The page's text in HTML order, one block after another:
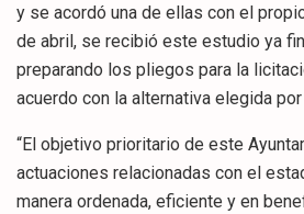
y se acordó una de ellas con el
de abril, se recibió este estudio ya
preparando los pliegos para la
acuerdo con la alternativa elegida
“El objetivo prioritario de este
actuaciones relacionadas con el
manera ordenada, eficiente y en